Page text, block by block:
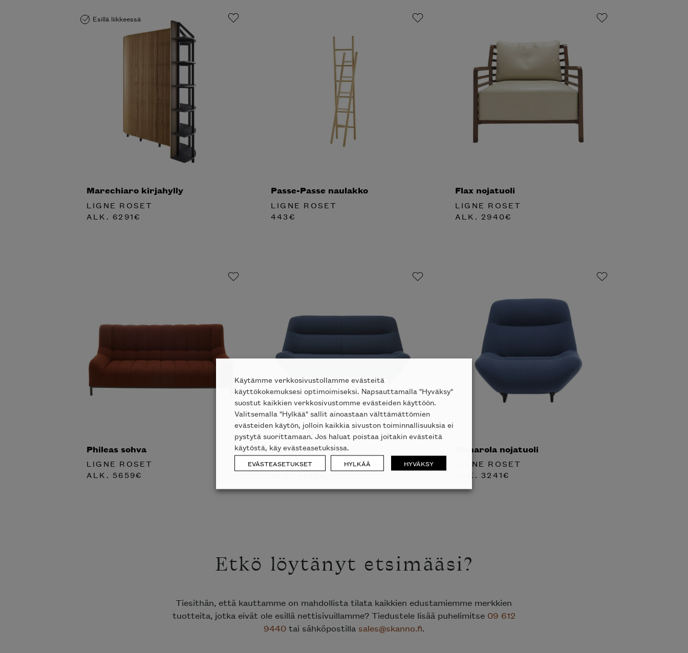
Esillä liikkeessä
Marechiaro kirjahylly
LIGNE ROSET
ALK. 6291€
Passe-Passe naulakko
LIGNE ROSET
443€
Flax nojatuoli
LIGNE ROSET
ALK. 2940€
Phileas sohva
LIGNE ROSET
ALK. 5659€
Manarola sohva
LIGNE ROSET
ALK.4873€
Manarola nojatuoli
LIGNE ROSET
ALK. 3241€
Etkö löytänyt etsimääsi?
Tiesithän, että kauttamme on mahdollista tilata kaikkien edustamiemme merkkien
tuotteita, jotka eivät ole esillä nettisivuillamme? Tiedustele lisää puhelimitse 09 612
9440tai sähköpostilla sales@skanno.fi.
Käytämme verkkosivustollamme evästeitä
käyttökokemuksesi optimoimiseksi. Napsauttamalla "Hyväksy"
suostut kaikkien verkkosivustomme evästeiden käyttöön.
Valitsemalla "Hylkää" sallit ainoastaan välttämättömien
evästeiden käytön, jolloin kaikkia sivuston toiminnallisuuksia ei
pystytä suorittamaan. Jos haluat poistaa joitakin evästeitä
käytöstä, käy evästeasetuksissa.
EVÄSTEASETUKSET HYLKÄÄ HYVÄKSY